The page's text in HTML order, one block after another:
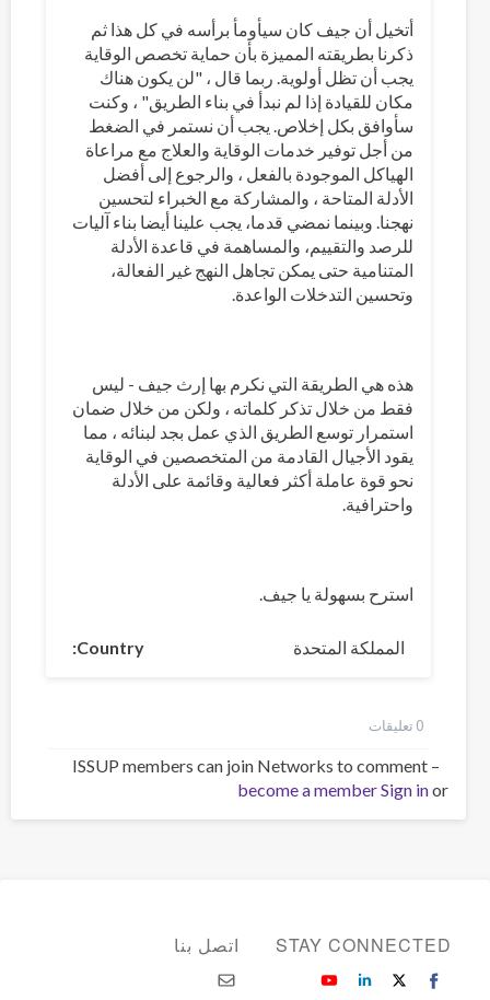
أتخيل أن جيف كان سيأومأ برأسه في كل هذا ثم
ذكرنا بطريقته المميزة بأن حماية تخصص الوقاية
يجب أن تظل أولوية. ربما قال ، "لن يكون هناك
مكان للقيادة إذا لم نبدأ في بناء الطريق" ، وكنت
سأوافق بكل إخلاص. يجب أن نستمر في الضغط
من أجل توفير خدمات الوقاية والعلاج مع مراعاة
الهياكل الموجودة بالفعل ، والرجوع إلى أفضل
الأدلة المتاحة ، والمشاركة مع الخبراء لتحسين
نهجنا. وبينما نمضي قدما، يجب علينا أيضا بناء آليات
للرصد والتقييم، والمساهمة في قاعدة الأدلة
المتنامية حتى يمكن تجاهل النهج غير الفعالة،
وتحسين التدخلات الواعدة.
هذه هي الطريقة التي نكرم بها إرث جيف - ليس
فقط من خلال تذكر كلماته ، ولكن من خلال ضمان
استمرار توسع الطريق الذي عمل بجد لبنائه ، مما
يقود الأجيال القادمة من المتخصصين في الوقاية
نحو قوة عاملة أكثر فعالية وقائمة على الأدلة
واحترافية.
استرح بسهولة يا جيف.
Country المملكة المتحدة
0 تعليقات
ISSUP members can join Networks to comment –
Sign inor
become a member
اتصل بنا STAY CONNECTED